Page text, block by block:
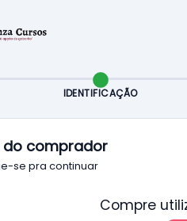
IDENTIFICAÇÃO
do comprador
se pra continuar
Compre